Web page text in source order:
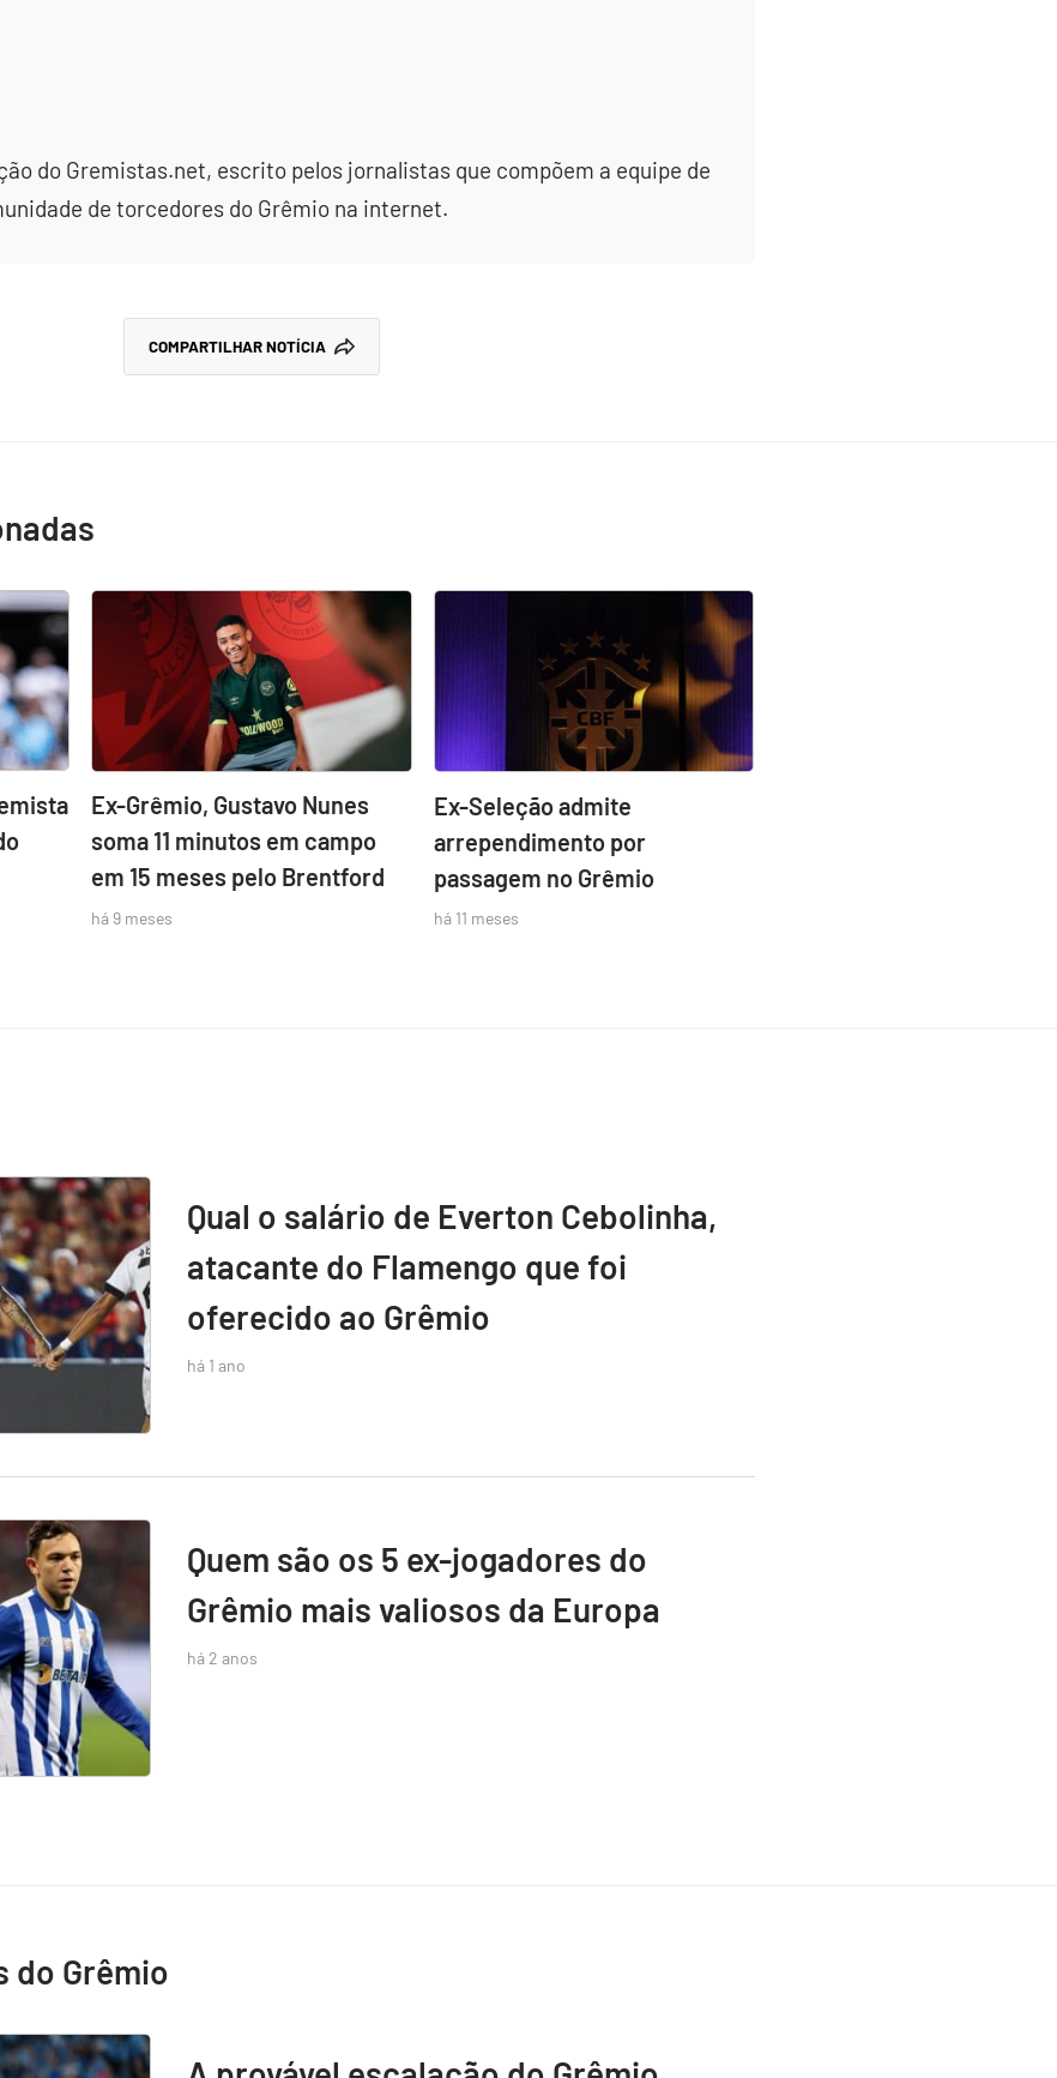
do Gremistas.net, escrito pelos jornalistas que compõem a equipe de
de torcedores do Grêmio na internet.
COMPARTILHAR NOTÍCIA
Ex-Grêmio, Gustavo Nunes
soma 11 minutos em campo
em 15 meses pelo Brentford
há 9 meses
Ex-Seleção admite
arrependimento por
passagem no Grêmio
há 11 meses
Qual o salário de Everton Cebolinha,
atacante do Flamengo que foi
oferecido ao Grêmio
há 1 ano
Quem são os 5 ex-jogadores do
Grêmio mais valiosos da Europa
há 2 anos
do Grêmio